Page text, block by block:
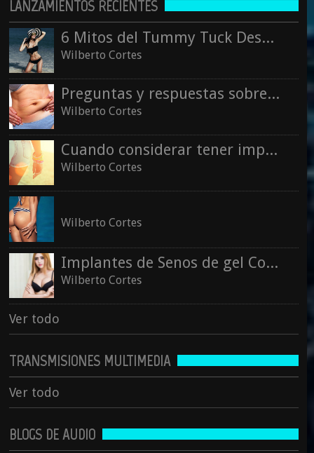
Wilberto Cortes
See all
LANZAMIENTOS RECIENTES
6 Mitos del Tummy Tuck Desmentidos
Wilberto Cortes
Preguntas y respuestas sobre la liposucción
Wilberto Cortes
Cuando considerar tener implantes de glúteos
Wilberto Cortes
Wilberto Cortes
Implantes de Senos de gel Cohesivo
Wilberto Cortes
Ver todo
TRANSMISIONES MULTIMEDIA
Ver todo
BLOGS DE AUDIO